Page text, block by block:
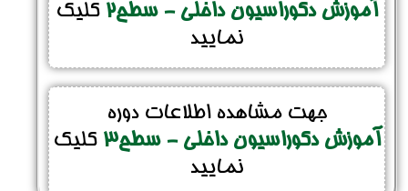
آموزش دکوراسیون داخلی - سطح2
کلیک
نمایید
جهت مشاهده اطلاعات دوره
آموزش دکوراسیون داخلی - سطح3
کلیک
نمایید